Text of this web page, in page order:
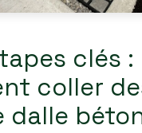
clés :
coller
dalle